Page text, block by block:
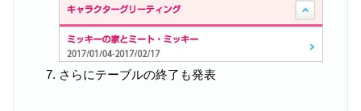
さらにテーブルの終了も発表